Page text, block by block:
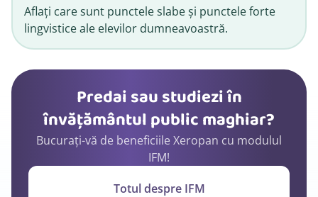
Aflați care sunt punctele slabe și punctele forte
lingvistice ale elevilor dumneavoastră.
Predai sau studiezi în
învățământul public maghiar?
Bucurați-vă de beneficiile Xeropan cu modulul
IFM!
Totul despre IFM